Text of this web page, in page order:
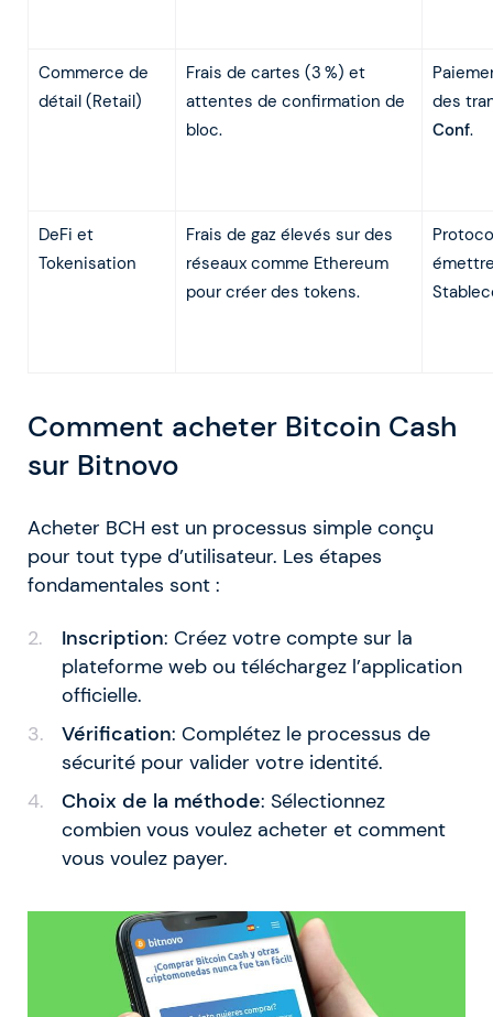
Commerce de
détail (Retail)
Frais de cartes (3 %) et
attentes de confirmation de
bloc.
des
Conf.
DeFi et
Tokenisation
Frais de gaz élevés sur des
réseaux comme Ethereum
pour créer des tokens.
Comment acheter Bitcoin Cash
sur Bitnovo
Acheter BCH est un processus simple conçu
pour tout type d’utilisateur. Les étapes
fondamentales sont :
Inscription: Créez votre compte sur la
plateforme web ou téléchargez l’application
officielle.
Vérification: Complétez le processus de
sécurité pour valider votre identité.
Choix de la méthode: Sélectionnez
combien vous voulez acheter et comment
vous voulez payer.